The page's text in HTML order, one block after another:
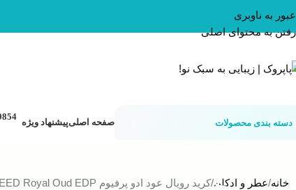
عبور به ناوبری
رفتن به محتوای اصلی
دسته بندی محصولات صفحه اصلیپیشنهاد ویژه
خانه عطر و ادکلن کرید رویال عود ادو پرفیوم CREED Royal Oud EDP